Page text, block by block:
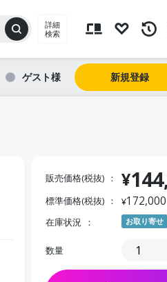
詳細
検索
ゲスト 新規登録
販売価格(税抜) ¥
標準価格(税抜) ¥172,000
在庫状況 お取り寄せ
数量